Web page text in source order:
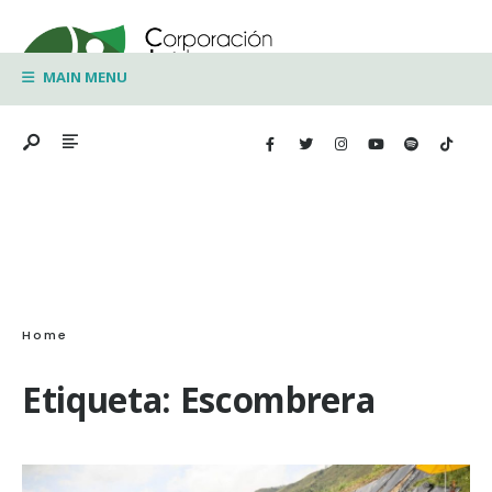
to
contentMAIN MENU
Home
Etiqueta: Escombrera
for: